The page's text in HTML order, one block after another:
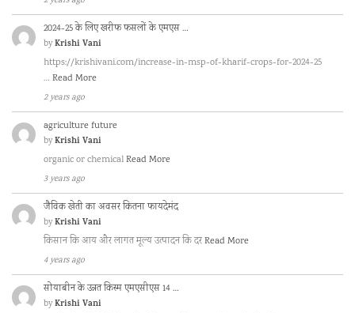
2024-25 के लिए खरीफ फसलों के एमएस …
byKrishi Vani
https://krishivani.com/increase-in-msp-of-kharif-crops-for-2024-25
… Read More
2 years ago
agriculture future
byKrishi Vani
organic or chemicalRead More
3 years ago
जैविक खेती का अवसर कितना फायदेमंद
byKrishi Vani
किसान कि आय और लागत मूल्य उत्पादन कि दरRead More
4 years ago
सोयाबीन के उन्नत किस्म एमएसीएस 14 …
byKrishi Vani